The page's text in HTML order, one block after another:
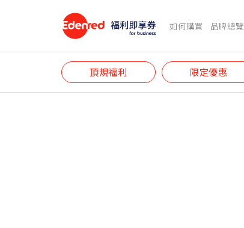
如何購買 品牌總覽
頂規福利 限定優惠